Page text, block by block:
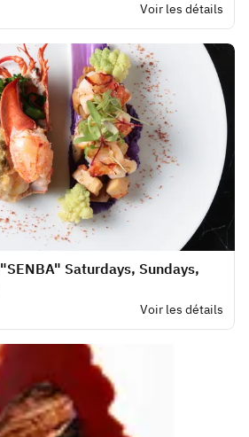
Voir les détails
Saturdays, Sundays,
Voir les détails